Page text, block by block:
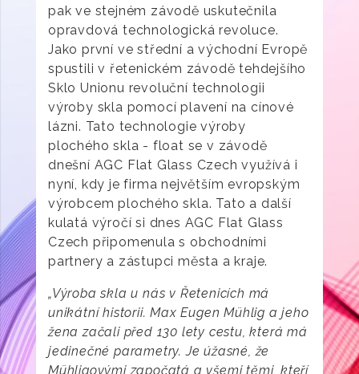
pak ve stejném závodě uskutečnila
opravdová technologická revoluce.
Jako první ve střední a východní Evropě
spustili v řetenickém závodě tehdejšího
Sklo Unionu revoluční technologii
výroby skla pomocí plavení na cínové
lázni. Tato technologie výroby
plochého skla - float se v závodě
dnešní AGC Flat Glass Czech využívá i
nyní, kdy je firma největším evropským
výrobcem plochého skla. Tato a další
kulatá výročí si dnes AGC Flat Glass
Czech připomenula s obchodními
partnery a zástupci města a kraje.
„Výroba skla u nás v Řetenicích má
unikátní historii. Max Eugen Mühlig a jeho
žena začali před 130 lety cestu, která má
jedinečné parametry. Je úžasné, že
Mühligovými započatá a všemi těmi, kteří